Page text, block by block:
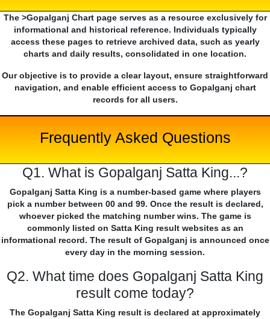
The >Gopalganj Chart page serves as a resource exclusively for
informational and historical reference. Individuals typically
access these pages to retrieve archived data, such as yearly
charts and daily results, consolidated in one location.
Our objective is to provide a clear layout, ensure straightforward
navigation, and enable efficient access to Gopalganj chart
records for all users.
Frequently Asked Questions
Q1. What is Gopalganj Satta King...?
Gopalganj Satta King is a number-based game where players
pick a number between 00 and 99. Once the result is declared,
whoever picked the matching number wins. The game is
commonly listed on Satta King result websites as an
informational record. The result of Gopalganj is announced once
every day in the morning session.
Q2. What time does Gopalganj Satta King
result come today?
The Gopalganj Satta King result is declared at approximately